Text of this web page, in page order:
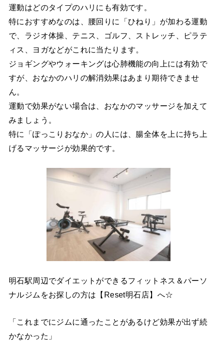
運動はどのタイプのハリにも有効です。
特におすすめなのは、腰回りに「ひねり」が加わる運動
で、ラジオ体操、テニス、ゴルフ、ストレッチ、ピラテ
ィス、ヨガなどがこれに当たります。
ジョギングやウォーキングは心肺機能の向上には有効で
すが、おなかのハリの解消効果はあまり期待できませ
ん。
運動で効果がない場合は、おなかのマッサージを加えて
みましょう。
特に「ぽっこりおなか」の人には、腸全体を上に持ち上
げるマッサージが効果的です。
明石駅周辺でダイエットができるフィットネス＆パーソ
ナルジムをお探しの方は【Reset明石店】へ☆
「これまでにジムに通ったことがあるけど効果が出ず続
かなかった」